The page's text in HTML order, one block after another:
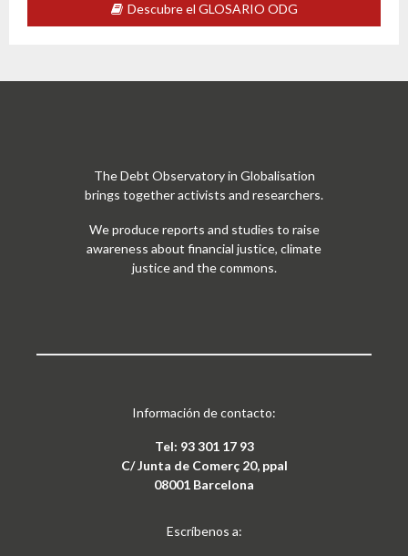
Descubre el GLOSARIO ODG
The Debt Observatory in Globalisation
brings together activists and researchers.
We produce reports and studies to raise
awareness about financial justice, climate
justice and the commons.
Información de contacto:
Tel: 93 301 17 93
C/ Junta de Comerç 20, ppal
08001 Barcelona
Escríbenos a: